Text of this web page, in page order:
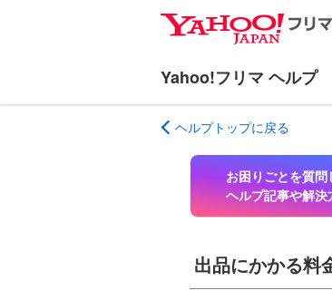
シ
ン
ヘルプトップに戻る
お困りごとを質
ヘルプ記事や解
出品にかかる料